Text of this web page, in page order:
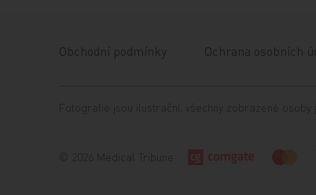
Obchodní podmínky Ochrana osobních
Fotografie jsou ilustrační, všechny zobrazené
© 2026 Medical Tribune